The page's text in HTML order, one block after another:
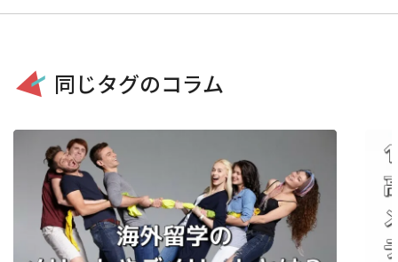
同じタグのコラム